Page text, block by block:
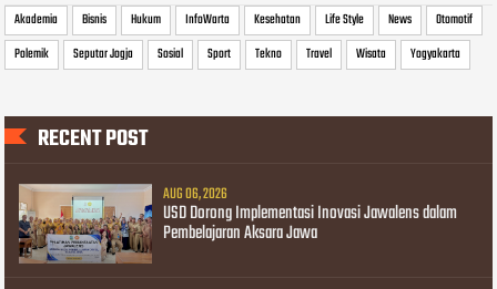
Akademia Bisnis Hukum InfoWarta Kesehatan Life Style News
Otomotif
Polemik
Seputar Jogja Sosial Sport Tekno Travel Wisata Yogyakarta
RECENT POST
AUG 06, 2026
USD Dorong Implementasi Inovasi Jawalens dalam
Pembelajaran Aksara Jawa